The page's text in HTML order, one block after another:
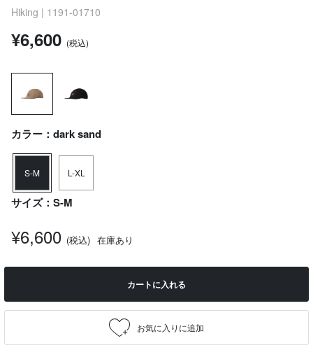
Hiking | 1191-01710
¥6,600 (税込)
カラー：dark sand
S-M L-XL
サイズ：S-M
¥6,600 (税込) 在庫あり
カートに入れる